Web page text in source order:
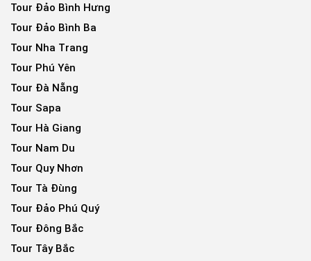
Tour Đảo Bình Hưng
Tour Đảo Bình Ba
Tour Nha Trang
Tour Phú Yên
Tour Đà Nẵng
Tour Sapa
Tour Hà Giang
Tour Nam Du
Tour Quy Nhơn
Tour Tà Đùng
Tour Đảo Phú Quý
Tour Đông Bắc
Tour Tây Bắc